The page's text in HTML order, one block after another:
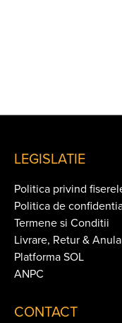
LEGISLATIE
Politica privind
Politica de
Termene si Conditii
Livrare, Retur &
Platforma SOL
ANPC
CONTACT